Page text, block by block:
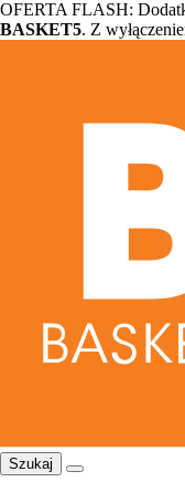
OFERTA FLASH:
BASKET5. Z
Szukaj